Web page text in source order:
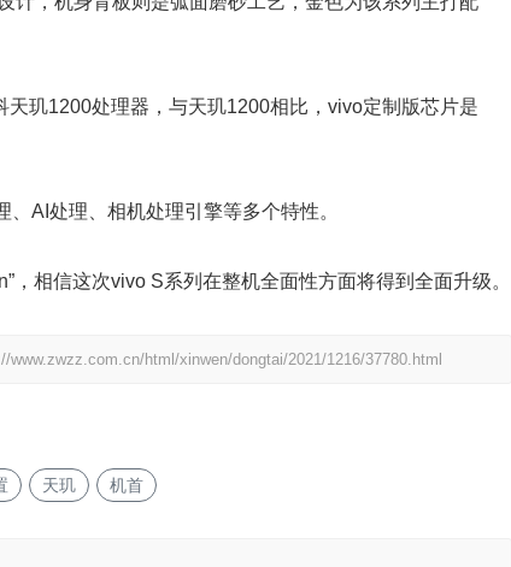
玑1200处理器，与天玑1200相比，vivo定制版芯片是
AI处理、相机处理引擎等多个特性。
，相信这次vivo S系列在整机全面性方面将得到全面升级。
www.zwzz.com.cn/html/xinwen/dongtai/2021/1216/37780.html
天玑 机首